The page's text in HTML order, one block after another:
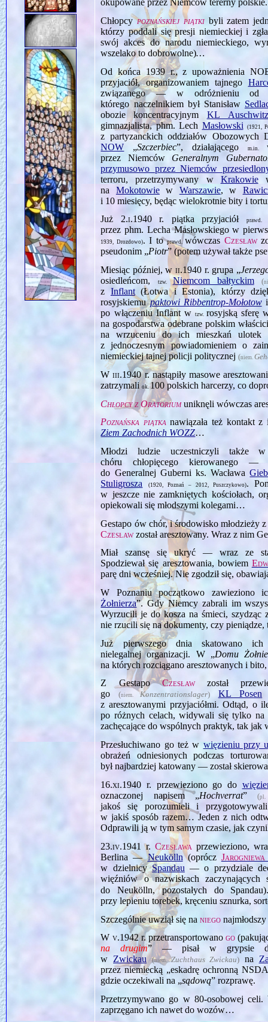
okupowane przez Niemców tererny polskie.
Chłopcypoznańskiej piątkibyli zatem
którzy poddali się presji niemieckiej i
swój akces do narodu niemieckiego,
wszelako to dobrowolne)…
Od końca 1939 r., z upoważnienia
przyjaciół, organizowaniem tajnego
związanego — w odróżnieniu
którego naczelnikiem był Stanisław
obozie koncentracyjnym KL Auschwitz
gimnazjalista, phm. Lech Masłowski (1921,
z partyzanckich oddziałów
NOW „Szczerbiec”, działającego m.in.
przez NiemcówGeneralnym
przymusowo przez Niemców
terroru, przetrzymywany w Krakowie
na Mokotowiew Warszawie, w
i 10 miesięcy, będąc wielokrotnie bity i
Już 2.i.1940r. piątka przyjaciół prawd.
przez phm. Lecha Masłowskiego w
1939, Drozdowo). I toprawd. wówczas Czesław
pseudonim „Piotr” (potem używał także
Miesiąc później, w ii.1940r. grupa „
osiedleńcom,
tzw. Niemcom bałtyckim (
z Inflant(Łotwa i Estonia), którzy
rosyjskiemupaktowi Ribbentrop‑Mołotowi
po włączeniu Inflant w tzw.rosyjską sferę
na gospodarstwa odebrane polskim
na wrzuceniu do ich mieszkań ulotek
z jednoczesnym powiadomieniem o
niemieckiej tajnej policji politycznej(niem.
Wiii.1940r. nastąpiły masowe
zatrzymaliok.100 polskich harcerzy, co
Chłopcy z Oratoriumuniknęli wówczas
Poznańska piątka nawiązała też kontakt
Ziem Zachodnich WOZZ…
Młodzi ludzie uczestniczyli także w
chóru chłopięcego kierowanego
do Generalnej Guberni ks. Wacława
Stuligrosza
(1920, Poznań – 2012, Puszczykowo).
w jeszcze nie zamkniętych kościołach,
opiekowali się młodszymi kolegami…
Gestapo ów chór, i środowisko młodzieży
Czesławzostał aresztowany. Wraz z nim
Miał szansę się ukryć — wraz ze
Spodziewał się aresztowania, bowiem
parę dni wcześniej. Nie zgodził się,
W Poznaniu początkowo zawieziono
Żołnierza”. Gdy Niemcy zabrali im
Wyrzucili je do kosza na śmieci, szydząc
nie rzucili się na dokumenty, czy
Już pierwszego dnia skatowano
nielegalnej organizacji. W „Domu
na których rozciągano aresztowanych i
Z GestapoCzesławzostał
go (niem.Konzentrationslager) KL Posen
z aresztowanymi przyjaciółmi. Odtąd, o
po różnych celach, widywali się tylko
zachęcające do wspólnych praktyk, tak
Przesłuchiwano go też w więzieniu przy
obrażeń odniesionych podczas
był najbardziej katowany — został
16.xi.1940 r. przewieziono go do
oznaczonej napisem „Hochverrat” (
jakoś się porozumieli i
w jakiś sposób razem… Jeden z nich
Odprawili ją w tym samym czasie, jak
23.iv.1941 r. Czesława przewieziono,
Berlina —Neukölln(oprócz
w dzielnicySpandau — o przydziale
więźniów o nazwiskach
do Neukölln, pozostałych do
przy lepieniu torebek, kręceniu sznurka,
Szczególnie uwziął się naniego
W v.1942r. przetransportowanogo
na drugim” — pisał w grypsie do
w Zwickau (niem.Zuchthaus Zwickau) na
przez niemiecką „eskadrę ochronną
gdzie oczekiwali na „sądową” rozprawę.
Przetrzymywano go w 80‑osobowej
zaprzęgano ich nawet do wozów…